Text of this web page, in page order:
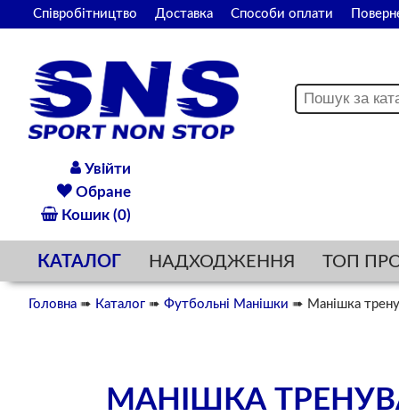
Співробітництво Доставка Способи оплати
Увійти
Обране
Кошик (0)
КАТАЛОГ НАДХОДЖЕННЯ ТОП
Головна ➠ Каталог ➠ Футбольні Манішки ➠ Манішка
МАНІШКА